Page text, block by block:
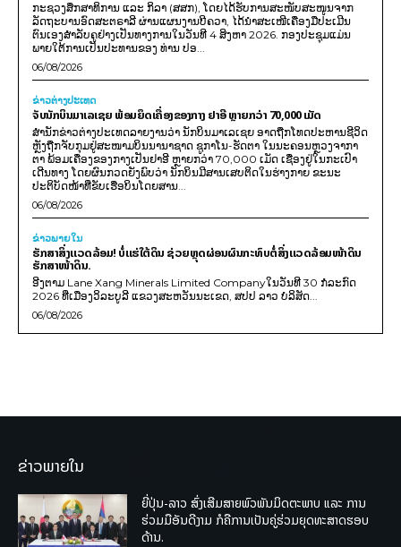
ກະຊວງສຶກສາທິການ ແລະ ກິລາ (ສສກ), ໂດຍໄດ້ຮັບການສະໜັບສະໜູນຈາກ
ລັດຖະບານອົດສະຕຣາລີ ຜ່ານແຜນງານບີຄວາ, ໄດ້ນຳສະເໜີເຄື່ອງມືປະເມີນ
ຕົນເອງສຳລັບຄູຢ່າງເປັນທາງການໃນວັນທີ 4 ສິງຫາ 2026. ກອງປະຊຸມແມ່ນ
ພາຍໃຕ້ການເປັນປະທານຂອງ ທ່ານ ປອ...
06/08/2026
ຂ່າວຕ່າງປະເທດ
ຈັບນັກບິນມາເລເຊຍ ພ້ອມຍຶດເຄື່ອງຂອງກາງ ຢາອີ ຫຼາຍກວ່າ 70,000 ເມັດ
ສຳນັກຂ່າວຕ່າງປະເທດລາຍງານວ່າ ນັກບິນມາເລເຊຍ ອາດຖືກໂທດປະຫານຊີວິດ
ຫຼັງຖືກຈັບກຸມຢູ່ສະໜາມບິນນານາຊາດ ຊູກາໂນ-ຮັດຕາ ໃນນະຄອນຫຼວງຈາກາ
ຕາ ພ້ອມເຄື່ອງຂອງກາງເປັນຢາອີ ຫຼາຍກວ່າ 70,000 ເມັດ ເຊື່ອງຢູ່ໃນກະເປົາ
ເດີນທາງ ໂດຍຜົນກວດຍັງພົບວ່າ ນັກບິນມີສານເສບຕິດໃນຮ່າງກາຍ ຂະນະ
ປະຕິບັດໜ້າທີ່ຂັບເຮືອບິນໂດຍສານ...
06/08/2026
ຂ່າວພາຍ​ໃນ
ຮັກສາສິ່ງແວດລ້ອມ! ບໍ່ແຮ່ໃຕ້ດິນ ຊ່ວຍຫຼຸດຜ່ອນຜົນກະທົບຕໍ່ສິ່ງແວດລ້ອມໜ້າດິນ
ຮັກສາໜ້າດິນ.
ອີງຕາມ Lane Xang Minerals Limited Companyໃນວັນທີ 30 ກໍລະກົດ
2026 ທີ່ເມືອງວິລະບູລີ ແຂວງສະຫວັນນະເຂດ, ສປປ ລາວ ບໍລິສັດ...
06/08/2026
ຂ່າວພາຍໃນ
ຍີ່ປຸ່ນ-ລາວ ສົ່ງເສີມສາຍພົວພັນມິດຕະພາບ ແລະ ການ
ຮ່ວມມືອັນດີງາມ ກໍຄືການເປັນຄູ່ຮ່ວມຍຸດທະສາດຮອບ
ດ້ານ.